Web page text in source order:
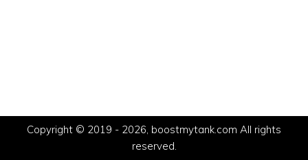
Copyright © 2019 - 2026, boostmytank.com All rights
reserved.